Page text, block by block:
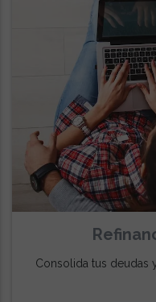
Consolida tus deudas